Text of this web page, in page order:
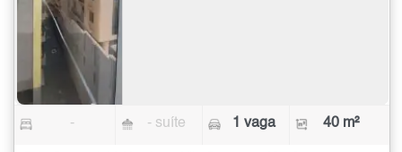
- - suíte 1 vaga 40 m²